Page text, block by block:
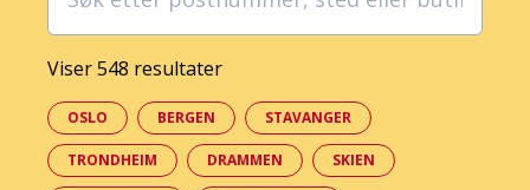
Viser 548 resultater
OSLO BERGEN STAVANGER
TRONDHEIM DRAMMEN SKIEN